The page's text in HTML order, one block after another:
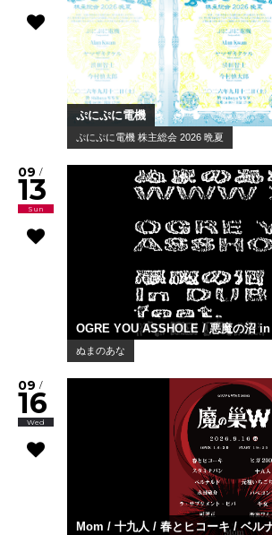
ぷにぷに電機
ぷにぷに電機 株主総会 2026 晩夏
09 /
13
Sun
OGRE YOU ASSHOLE / 悪魔の沼
ぬまのあな
09 /
16
Wed
Mom / 十九人 / 春とヒコーキ / ベル